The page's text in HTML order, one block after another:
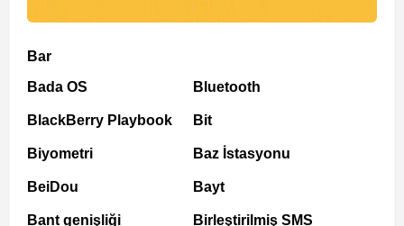
Bar
Bada OS
BlackBerry Playbook
Biyometri
BeiDou
Bant genişliği
Bluetooth
Bit
Baz İstasyonu
Bayt
Birleştirilmiş SMS